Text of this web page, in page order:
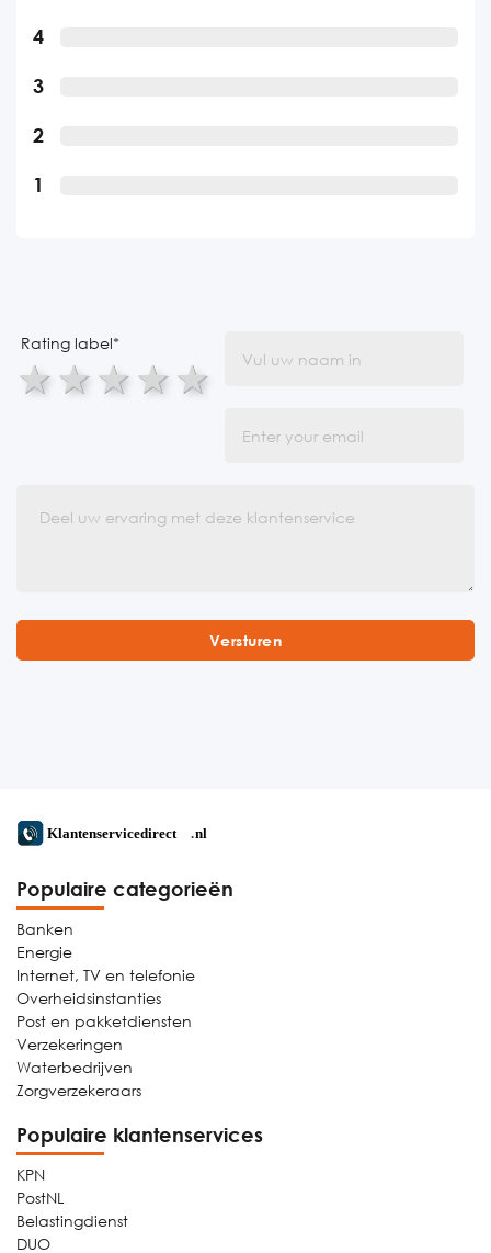
4
3
2
1
Rating label*
5 stars
4 stars
3 stars
2 stars
1 star
Populaire categorieën
Banken
Energie
Internet, TV en telefonie
Overheidsinstanties
Post en pakketdiensten
Verzekeringen
Waterbedrijven
Zorgverzekeraars
Populaire klantenservices
KPN
PostNL
Belastingdienst
DUO